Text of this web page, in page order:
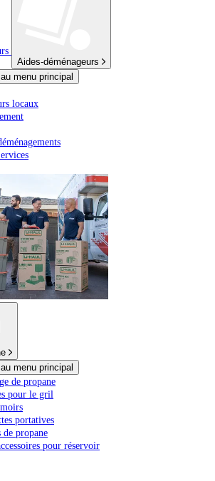
Aides-déménageurs
menu principal
locaux
menu principal
de propane
pour le gril
portatives
de propane
pour réservoir